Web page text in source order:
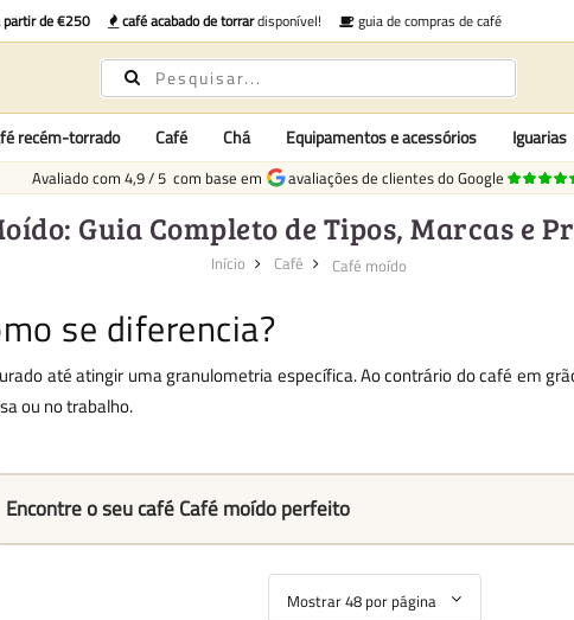
partir de €250 café acabado de torrardisponível! guia de compras de café
recém-torrado Café Chá Equipamentos e acessórios Iguarias
Avaliado com 4,9/5 com base em avaliações de clientes do Google
Guia Completo de Tipos, Marcas e
Início Café Café moído
se diferencia?
até atingir uma granulometria específica. Ao contrário do café em
ou no trabalho.
Encontre o seu café Café moído perfeito